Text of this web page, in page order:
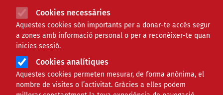
Cookies necessàries
Aquestes cookies són importants per a donar-te accés segur
a zones amb informació personal o per a reconèixer-te quan
inicies sessió.
Cookies analítiques
Aquestes cookies permeten mesurar, de forma anònima, el
nombre de visites o l’activitat. Gràcies a elles podem
Ofertes de feina
Webinars